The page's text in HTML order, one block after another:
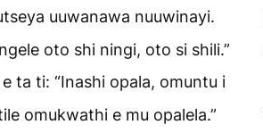
uuwanawa nuuwinayi.
oto shi ningi, oto si shili.”
ta ti: “Inashi opala, omuntu i
omukwathi e mu opalela.”